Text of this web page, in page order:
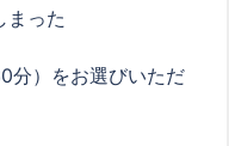
まった
分）をお選びいただ